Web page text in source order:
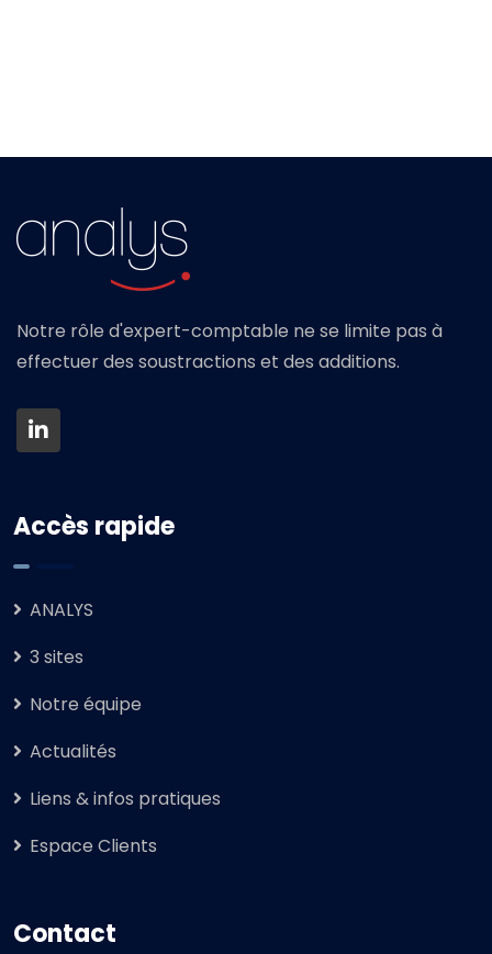
Notre rôle d'expert-comptable ne se limite pas à
effectuer des soustractions et des additions.
Accès rapide
ANALYS
3 sites
Notre équipe
Actualités
Liens & infos pratiques
Espace Clients
Contact